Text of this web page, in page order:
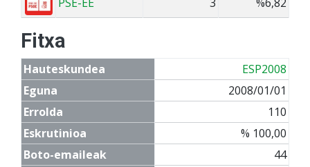
Fitxa
Hauteskundea
ESP2008
Eguna
2008/01/01
Errolda
110
Eskrutinioa
% 100,00
Boto-emaileak
44